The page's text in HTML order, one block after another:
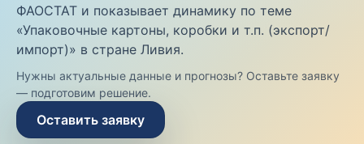
ФАОСТАТ и показывает динамику по теме
«Упаковочные картоны, коробки и т.п. (экспорт/
импорт)» в стране Ливия.
Нужны актуальные данные и прогнозы? Оставьте заявку
— подготовим решение.
Оставить заявку